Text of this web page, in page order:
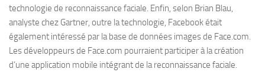
technologie de reconnaissance faciale. Enfin, selon Brian Blau,
analyste chez Gartner, outre la technologie, Facebook était
également intéressé par la base de données images de Face.com.
Les développeurs de Face.com pourraient participer à la création
d’une application mobile intégrant de la reconnaissance faciale.